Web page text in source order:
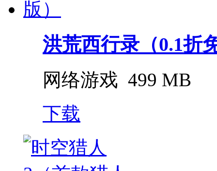
洪荒西行录（0.1折
网络游戏 499 MB
下载